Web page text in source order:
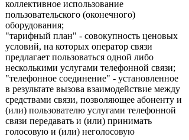
коллективное использование
пользовательского (оконечного)
оборудования;
"тарифный план" - совокупность ценовых
условий, на которых оператор связи
предлагает пользоваться одной либо
несколькими услугами телефонной связи;
"телефонное соединение" - установленное
в результате вызова взаимодействие между
средствами связи, позволяющее абоненту и
(или) пользователю услугами телефонной
связи передавать и (или) принимать
голосовую и (или) неголосовую